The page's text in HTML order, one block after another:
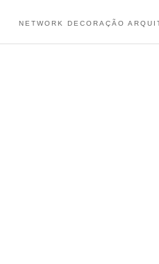
NETWORK DECORAÇÃO